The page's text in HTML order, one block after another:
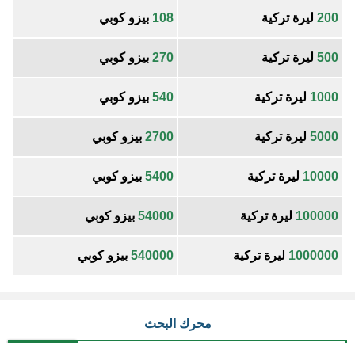
200 ليرة تركية 108 بيزو كوبي
500 ليرة تركية 270 بيزو كوبي
1000 ليرة تركية 540 بيزو كوبي
5000 ليرة تركية 2700 بيزو كوبي
10000 ليرة تركية 5400 بيزو كوبي
100000 ليرة تركية 54000 بيزو كوبي
1000000 ليرة تركية 540000 بيزو كوبي
محرك البحث